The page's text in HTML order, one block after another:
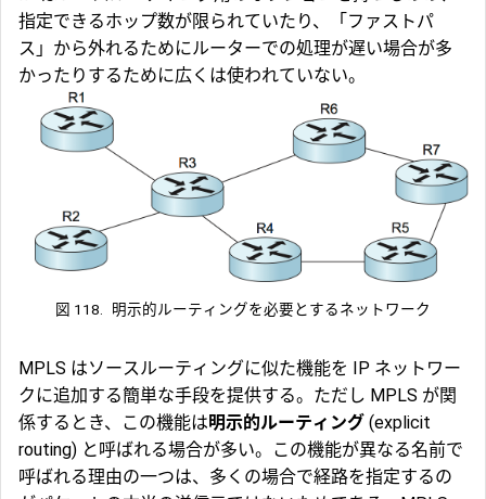
指定できるホップ数が限られていたり、「ファストパ
ス」から外れるためにルーターでの処理が遅い場合が多
かったりするために広くは使われていない。
図 118. 明示的ルーティングを必要とするネットワーク
MPLS はソースルーティングに似た機能を IP ネットワー
クに追加する簡単な手段を提供する。ただし MPLS が関
係するとき、この機能は明示的ルーティング (explicit
routing) と呼ばれる場合が多い。この機能が異なる名前で
呼ばれる理由の一つは、多くの場合で経路を指定するの